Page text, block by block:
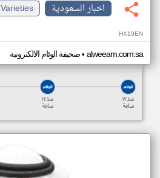
اخبار السعودية
Varieties
HX19EN
صحيفة الوئام الالكترونية• alweeam.com.sa
منذ ١٢
ساعة
منذ ١٢
ساعة